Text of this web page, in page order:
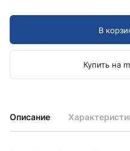
Описание
В
Купить на